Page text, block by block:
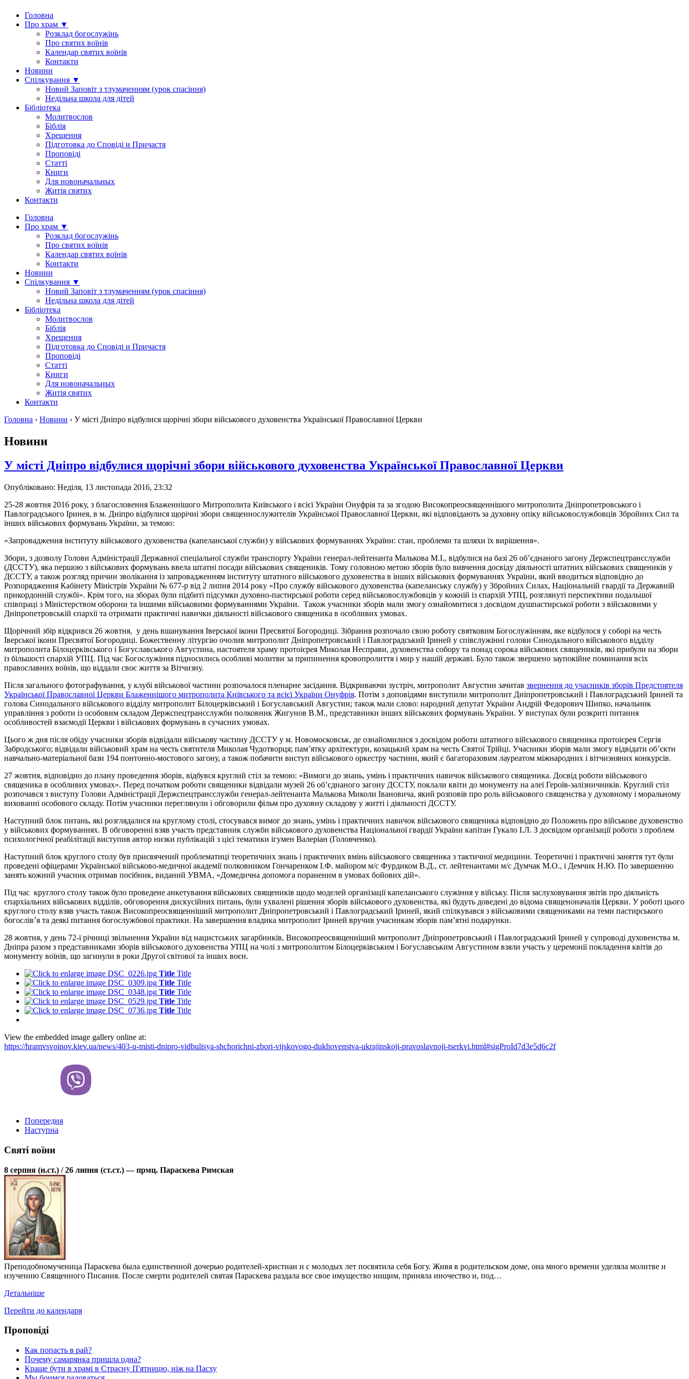
Головна
Про храм ▼
Розклад богослужінь
Про святих воїнів
Календар святих воїнів
Контакти
Новини
Спілкування ▼
Новий Заповіт з тлумаченням (урок спасіння)
Недільна школа для дітей
Бібліотека
Молитвослов
Біблія
Хрещення
Підготовка до Сповіді и Причастя
Проповіді
Статті
Книги
Для новоначальных
Житія святих
Контакти
Головна
Про храм ▼
Розклад богослужінь
Про святих воїнів
Календар святих воїнів
Контакти
Новини
Спілкування ▼
Новий Заповіт з тлумаченням (урок спасіння)
Недільна школа для дітей
Бібліотека
Молитвослов
Біблія
Хрещення
Підготовка до Сповіді и Причастя
Проповіді
Статті
Книги
Для новоначальных
Житія святих
Контакти
Головна › Новини › У місті Дніпро відбулися щорічні збори військового духовенства Української Православної Церкви
Новини
У місті Дніпро відбулися щорічні збори військового духовенства Української Православної Церкви
Опубліковано: Неділя, 13 листопада 2016, 23:32
25-28 жовтня 2016 року, з благословення Блаженнішого Митрополита Київського і всієї України Онуфрія та за згодою Високопреосвященнішого митрополита Дніпропетровського і
Павлоградського Іринея, в м. Дніпро відбулися щорічні збори священнослужителів Української Православної Церкви, які відповідають за духовну опіку військовослужбовців Збройних Сил та
інших військових формувань України, за темою:
«Запровадження інституту військового духовенства (капеланської служби) у військових формуваннях України: стан, проблеми та шляхи їх вирішення».
Збори, з дозволу Голови Адміністрації Державної спеціальної служби транспорту України генерал-лейтенанта Малькова М.І., відбулися на базі 26 об’єднаного загону Держспецтрансслужби
(ДССТУ), яка першою з військових формувань ввела штатні посади військових священиків. Тому головною метою зборів було вивчення досвіду діяльності штатних військових священиків у
ДССТУ, а також розгляд причин зволікання із запровадженням інституту штатного військового духовенства в інших військових формуваннях України, який вводиться відповідно до
Розпорядження Кабінету Міністрів України № 677-р від 2 липня 2014 року «Про службу військового духовенства (капеланську службу) у Збройних Силах, Національній гвардії та Державній
прикордонній службі». Крім того, на зборах були підбиті підсумки духовно-пастирської роботи серед військовослужбовців у кожній із єпархій УПЦ, розглянуті перспективи подальшої
співпраці з Міністерством оборони та іншими військовими формуваннями України. Також учасники зборів мали змогу ознайомитися з досвідом душпастирської роботи з військовими у
Дніпропетровській єпархії та отримати практичні навички діяльності військового священика в особливих умовах.
Щорічний збір відкрився 26 жовтня, у день вшанування Іверської ікони Пресвятої Богородиці. Зібрання розпочало свою роботу святковим Богослужінням, яке відбулося у соборі на честь
Іверської ікони Пресвятої Богородиці. Божественну літургію очолив митрополит Дніпропетровський і Павлоградський Іриней у співслужінні голови Синодального військового відділу
митрополита Білоцерківського і Богуславського Августина, настоятеля храму протоієрея Миколая Несправи, духовенства собору та понад сорока військових священиків, які прибули на збори
із більшості єпархій УПЦ. Під час Богослужіння підносились особливі молитви за припинення кровопролиття і мир у нашій державі. Було також звершено заупокійне поминання всіх
православних воїнів, що віддали своє життя за Вітчизну.
Після загального фотографування, у клубі військової частини розпочалося пленарне засідання. Відкриваючи зустріч, митрополит Августин зачитав звернення до учасників зборів Предстоятеля
Української Православної Церкви Блаженнішого митрополита Київського та всієї України Онуфрія. Потім з доповідями виступили митрополит Дніпропетровський і Павлоградський Іриней та
голова Синодального військового відділу митрополит Білоцерківський і Богуславський Августин; також мали слово: народний депутат України Андрій Федорович Шипко, начальник
управління з роботи із особовим складом Держспецтрансслужби полковник Жигунов В.М., представники інших військових формувань України. У виступах були розкриті питання
особливостей взаємодії Церкви і військових формувань в сучасних умовах.
Цього ж дня після обіду учасники зборів відвідали військову частину ДССТУ у м. Новомосковськ, де ознайомилися з досвідом роботи штатного військового священика протоієрея Сергія
Забродського; відвідали військовий храм на честь святителя Миколая Чудотворця; пам’ятку архітектури, козацький храм на честь Святої Трійці. Учасники зборів мали змогу відвідати об’єкти
навчально-матеріальної бази 194 понтонно-мостового загону, а також побачити виступ військового оркестру частини, який є багаторазовим лауреатом міжнародних і вітчизняних конкурсів.
27 жовтня, відповідно до плану проведення зборів, відбувся круглий стіл за темою: «Вимоги до знань, умінь і практичних навичок військового священика. Досвід роботи військового
священика в особливих умовах». Перед початком роботи священики відвідали музей 26 об’єднаного загону ДССТУ, поклали квіти до монументу на алеї Героїв-залізничників. Круглий стіл
розпочався з виступу Голови Адміністрації Держспецтрансслужби генерал-лейтенанта Малькова Миколи Івановича, який розповів про роль військового священства у духовному і моральному
вихованні особового складу. Потім учасники переглянули і обговорили фільм про духовну складову у житті і діяльності ДССТУ.
Наступний блок питань, які розглядалися на круглому столі, стосувався вимог до знань, умінь і практичних навичок військового священика відповідно до Положень про військове духовенство
у військових формуваннях. В обговоренні взяв участь представник служби військового духовенства Національної гвардії України капітан Гукало І.Л. З досвідом організації роботи з проблем
психологічної реабілітації виступив автор низки публікацій з цієї тематики ігумен Валеріан (Головченко).
Наступний блок круглого столу був присвячений проблематиці теоретичних знань і практичних вмінь військового священика з тактичної медицини. Теоретичні і практичні заняття тут були
проведені офіцерами Української військово-медичної академії полковником Гончаренком І.Ф. майором м/с Фурдиком В.Д., ст. лейтенантами м/с Думчак М.О., і Демчик Н.Ю. По завершенню
занять кожний учасник отримав посібник, виданий УВМА, «Домедична допомога пораненим в умовах бойових дій».
Під час круглого столу також було проведене анкетування військових священиків щодо моделей організації капеланського служіння у війську. Після заслуховування звітів про діяльність
єпархіальних військових відділів, обговорення дискусійних питань, були ухвалені рішення зборів військового духовенства, які будуть доведені до відома священоначалія Церкви. У роботі цього
круглого столу взяв участь також Високопреосвященніший митрополит Дніпропетровський і Павлоградський Іриней, який спілкувався з військовими священиками на теми пастирського
богослів’я та деякі питання богослужбової практики. На завершення владика митрополит Іриней вручив учасникам зборів пам’ятні подарунки.
28 жовтня, у день 72-ї річниці звільнення України від нацистських загарбників, Високопреосвященніший митрополит Дніпропетровський і Павлоградський Іриней у супроводі духовенства м.
Дніпра разом з представниками зборів військового духовенства УПЦ на чолі з митрополитом Білоцерківським і Богуславським Августином взяли участь у церемонії покладення квітів до
монументу воїнів, що загинули в роки Другої світової та інших воєн.
Title Title
Title Title
Title Title
Title Title
Title Title
View the embedded image gallery online at:
https://hramvsvoinov.kiev.ua/news/403-u-misti-dnipro-vidbulisya-shchorichni-zbori-vijskovogo-dukhovenstva-ukrajinskoji-pravoslavnoji-tserkvi.html#sigProId7d3e5d6c2f
Попередня
Наступна
Святі воїни
8 серпня (н.ст.) / 26 липня (ст.ст.) — прмц. Параскева Римская
Преподобномученица Параскева была единственной дочерью родителей-христиан и с молодых лет посвятила себя Богу. Живя в родительском доме, она много времени уделяла молитве и
изучению Священного Писания. После смерти родителей святая Параскева раздала все свое имущество нищим, приняла иночество и, под…
Детальніше
Перейти до календаря
Проповіді
Как попасть в рай?
Почему самарянка пришла одна?
Краще бути в храмі в Страсну П'ятницю, ніж на Пасху